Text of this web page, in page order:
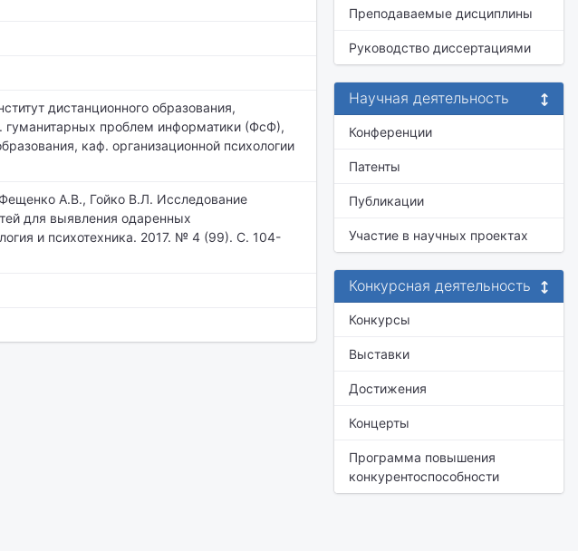
дистанционного образования,
гуманитарных проблем информатики (ФсФ),
каф. организационной психологии
А.В., Гойко В.Л. Исследование
для выявления одаренных
и психотехника. 2017. № 4 (99). С. 104-
Преподаваемые дисциплины
Руководство диссертациями
Научная деятельность
Конференции
Патенты
Публикации
Участие в научных проектах
Конкурсная деятельность
Конкурсы
Выставки
Достижения
Концерты
Программа повышения
конкурентоспособности